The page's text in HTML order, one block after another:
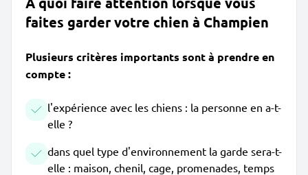
faites garder votre chien à Champien
Plusieurs critères importants sont à prendre en
compte :
l'expérience avec les chiens : la personne en a-t-
elle ?
dans quel type d'environnement la garde sera-t-
elle : maison, chenil, cage, promenades, temps